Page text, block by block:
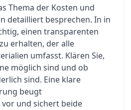
Thema der Kosten und
detailliert besprechen. In in
einen transparenten
erhalten, der alle
umfasst. Klären Sie,
möglich sind und ob
sind. Eine klare
beugt
und sichert beide